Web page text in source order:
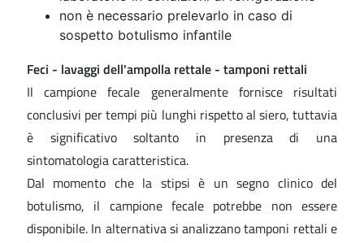
non è necessario prelevarlo in caso di
sospetto botulismo infantile
Feci - lavaggi dell'ampolla rettale - tamponi rettali
Il campione fecale generalmente fornisce risultati
conclusivi per tempi più lunghi rispetto al siero, tuttavia
è significativo soltanto in presenza di una
sintomatologia caratteristica.
Dal momento che la stipsi è un segno clinico del
botulismo, il campione fecale potrebbe non essere
disponibile. In alternativa si analizzano tamponi rettali e